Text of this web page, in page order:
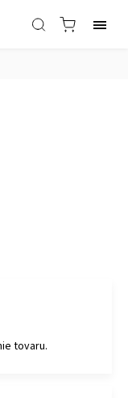
tovaru.